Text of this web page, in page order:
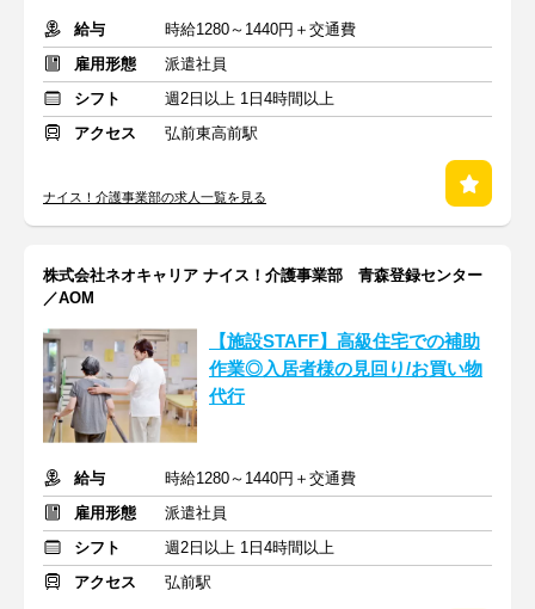
給与
時給1280～1440円＋交通費
雇用形態
派遣社員
シフト
週2日以上 1日4時間以上
アクセス
弘前東高前駅
ナイス！介護事業部の求人一覧を見る
株式会社ネオキャリア ナイス！介護事業部 青森登録センター
／AOM
【施設STAFF】高級住宅での補助
作業◎入居者様の見回り/お買い物
代行
給与
時給1280～1440円＋交通費
雇用形態
派遣社員
シフト
週2日以上 1日4時間以上
アクセス
弘前駅